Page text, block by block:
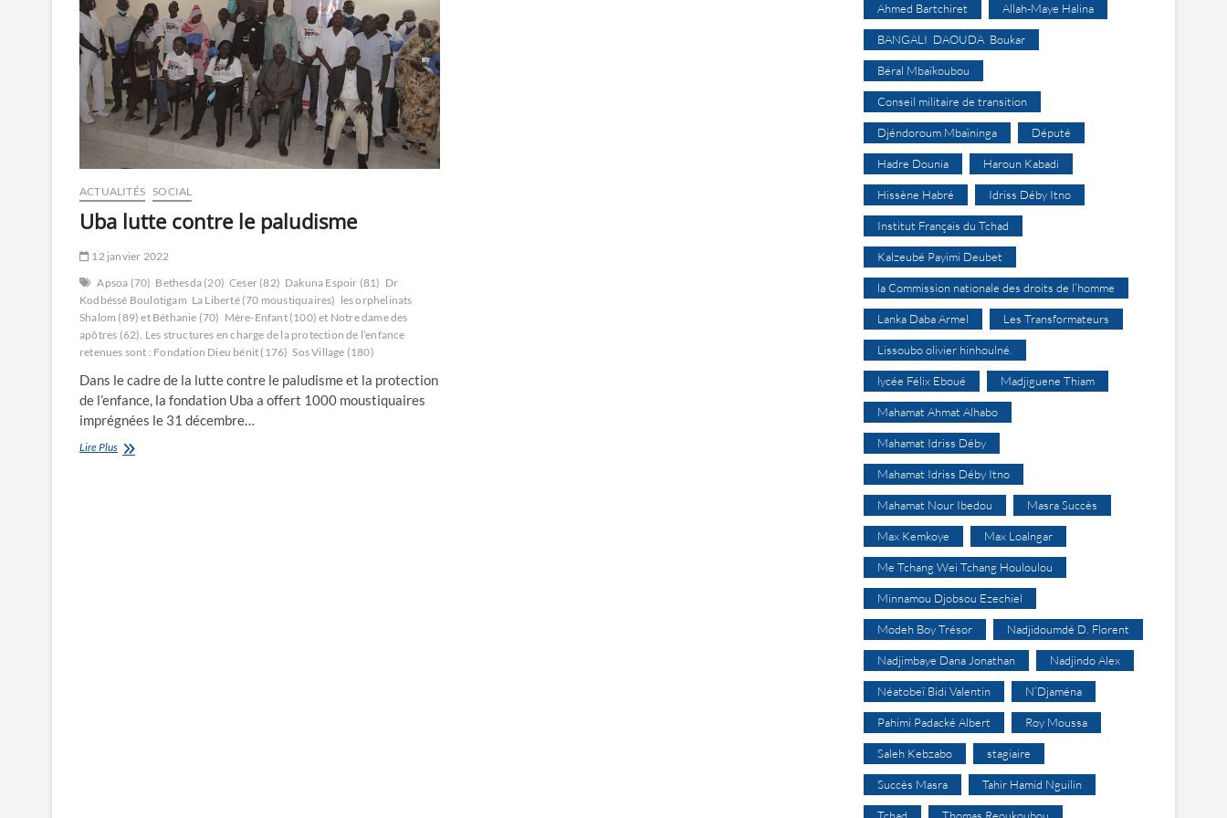
ACTUALITÉS SOCIAL
Uba lutte contre le paludisme
12 janvier 2022
Apsoa (70) Bethesda (20) Ceser (82) Dakuna Espoir (81) Dr
Kodbéssé Boulotigam La Liberté (70 moustiquaires) les orphelinats
Shalom (89) et Béthanie (70) Mère-Enfant (100) et Notre dame des
apôtres (62). Les structures en charge de la protection de l’enfance
retenues sont : Fondation Dieu bénit (176) Sos Village (180)
Dans le cadre de la lutte contre le paludisme et la protection
de l’enfance, la fondation Uba a offert 1000 moustiquaires
imprégnées le 31 décembre…
Lire PlusUba
Ahmed Bartchiret Allah-Maye Halina
BANGALI DAOUDA Boukar
Béral Mbaïkoubou
Conseil militaire de transition
Djéndoroum Mbaïninga Député
Hadre Dounia Haroun Kabadi
Hissène Habré Idriss Déby Itno
Institut Français du Tchad
Kalzeubé Payimi Deubet
la Commission nationale des droits de l’homme
Lanka Daba Armel Les Transformateurs
Lissoubo olivier hinhoulné.
lycée Félix Eboué Madjiguene Thiam
Mahamat Ahmat Alhabo
Mahamat Idriss Déby
Mahamat Idriss Déby Itno
Mahamat Nour Ibedou Masra Succès
Max Kemkoye Max Loalngar
Me Tchang Wei Tchang Houloulou
Minnamou Djobsou Ezechiel
Modeh Boy Trésor Nadjidoumdé D. Florent
Nadjimbaye Dana Jonathan Nadjindo Alex
Néatobeï Bidi Valentin N’Djaména
Pahimi Padacké Albert Roy Moussa
Saleh Kebzabo stagiaire
Succès Masra Tahir Hamid Nguilin